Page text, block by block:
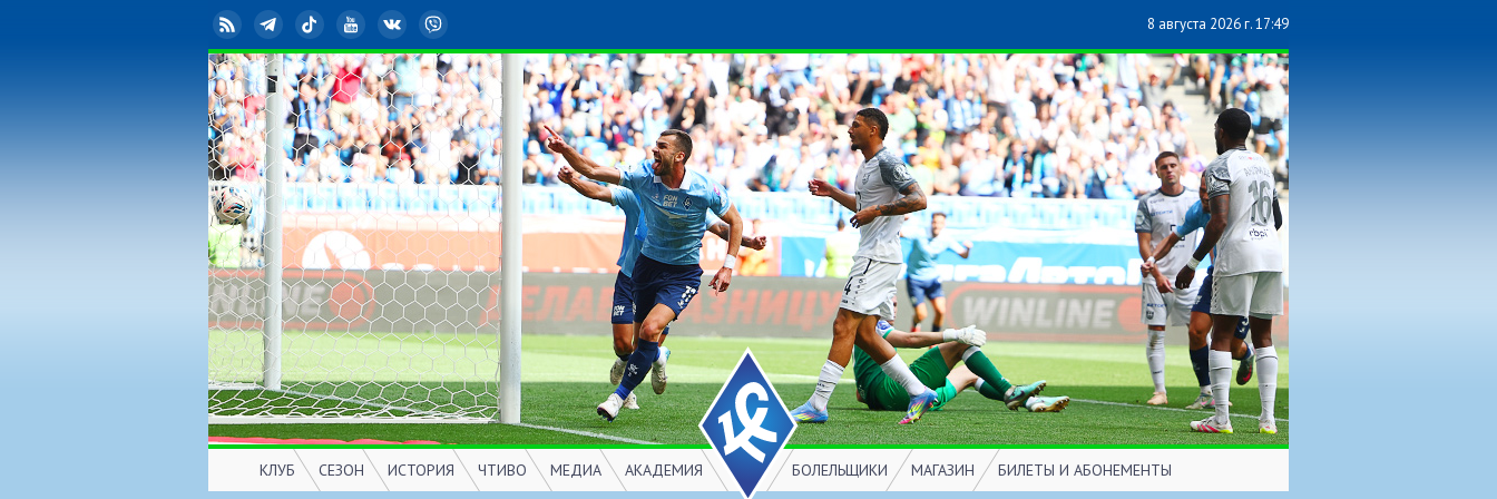
RSS TelegramTikTok YouTubeВКонтакте 8 августа 2026 г. 17:49
КЛУБ
СЕЗОН
ИСТОРИЯ
ЧТИВО
МЕДИА
АКАДЕМИЯ
БОЛЕЛЬЩИКИ
МАГАЗИН
БИЛЕТЫ И АБОНЕМЕНТЫ